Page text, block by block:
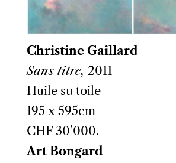
Christine Gaillard
Sans titre, 2011
Huile su toile
195 x 595cm
CHF 30’000.–
Art Bongard